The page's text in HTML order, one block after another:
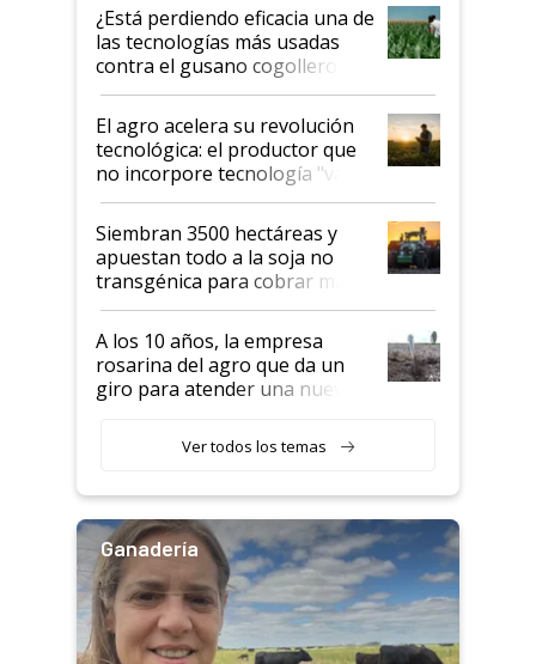
variedades que marcan un
salto tecnológico en genética y
rendimiento
¿Está perdiendo eficacia una de
las tecnologías más usadas
contra el gusano cogollero? El
desafío de una tecnología clave
El agro acelera su revolución
tecnológica: el productor que
no incorpore tecnología "va a
perder el tren"
Siembran 3500 hectáreas y
apuestan todo a la soja no
transgénica para cobrar más
por tonelada: compraron un
semillero
A los 10 años, la empresa
rosarina del agro que da un
giro para atender una nueva
Ver todos los temas
Ganadería